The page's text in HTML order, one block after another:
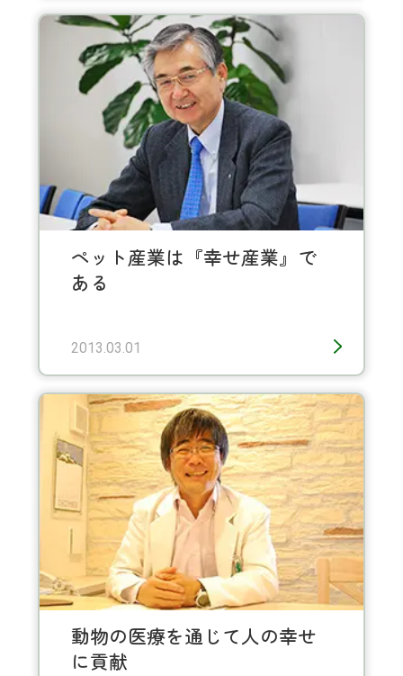
ペット産業は『幸せ産業』で
ある
2013.03.01
動物の医療を通じて人の幸せ
に貢献